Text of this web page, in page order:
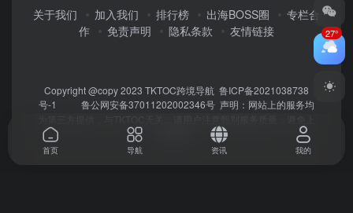
关于我们 加入我们 排行榜 出海BOSS圈
专栏合
作
免责声明 隐私条款 友情链接
Copyright @copy 2023 TKTOC跨境导航 鲁ICP备2021038738
号-1
鲁公网安备37011202002346号 声明：网站上的服务均
27°
首页 导航 资讯 我的